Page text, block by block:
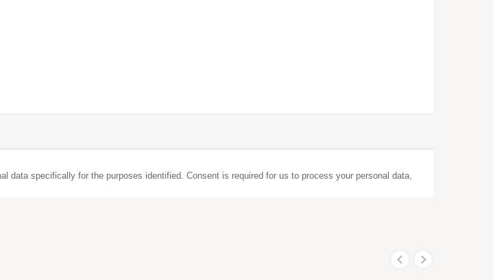
specifically for the purposes identified. Consent is required for us to process your personal data,